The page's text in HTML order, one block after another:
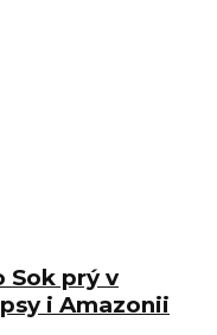
Sok prý v
i Amazonii